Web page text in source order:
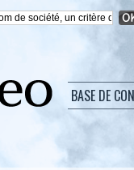
BASE DE